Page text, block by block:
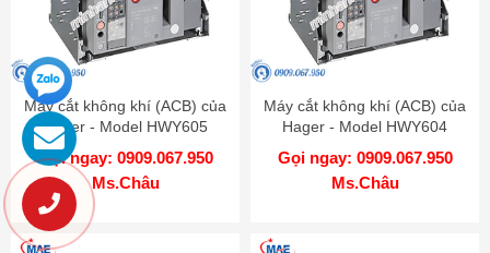
Máy cắt không khí (ACB) của
Hager - Model HWY605
Gọi ngay: 0909.067.950
Ms.Châu
Máy cắt không khí (ACB) của
Hager - Model HWY604
Gọi ngay: 0909.067.950
Ms.Châu